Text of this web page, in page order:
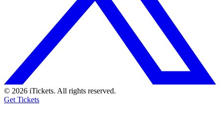
© 2026 iTickets. All rights reserved.
Get Tickets